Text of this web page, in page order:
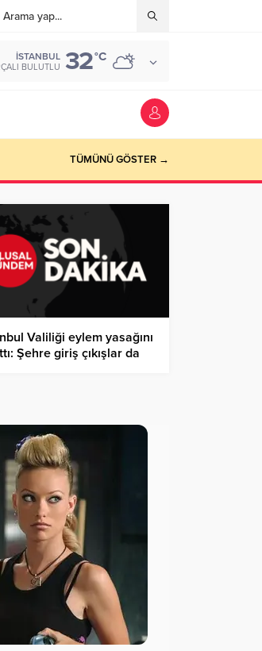
İSTANBUL
BULUTLU 32°C
TÜMÜNÜ GÖSTER →
Valiliği eylem yasağını
Şehre giriş çıkışlar da